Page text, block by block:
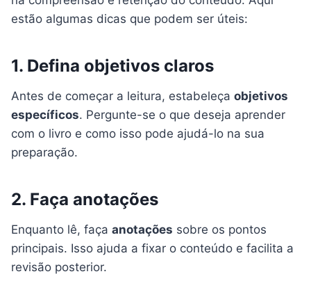
estão algumas dicas que podem ser úteis:
1. Defina objetivos claros
Antes de começar a leitura, estabeleça objetivos
específicos. Pergunte-se o que deseja aprender
com o livro e como isso pode ajudá-lo na sua
preparação.
2. Faça anotações
Enquanto lê, faça anotações sobre os pontos
principais. Isso ajuda a fixar o conteúdo e facilita a
revisão posterior.